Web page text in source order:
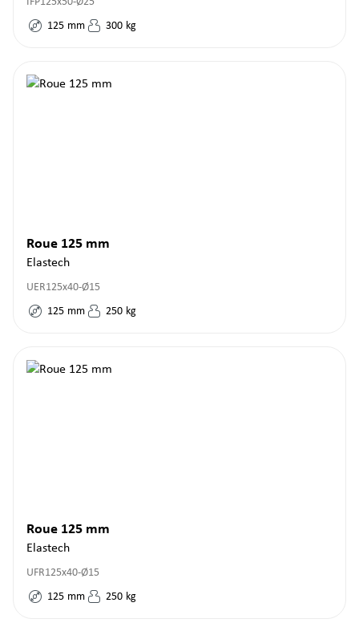
125 mm 300 kg
Roue 125 mm
Elastech
UER125x40-Ø15
125 mm 250 kg
Roue 125 mm
Elastech
UFR125x40-Ø15
125 mm 250 kg